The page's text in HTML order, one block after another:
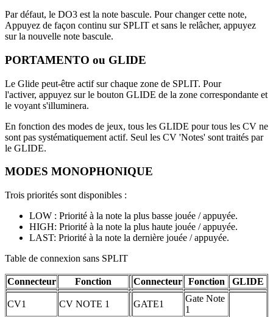
Par défaut, le DO3 est la note bascule. Pour changer cette note,
Appuyez de façon continu sur SPLIT et sans le relâcher, appuyez
sur la nouvelle note bascule.
PORTAMENTO ou GLIDE
Le Glide peut-être actif sur chaque zone de SPLIT. Pour
l'activer, appuyez sur le bouton GLIDE de la zone correspondante et
le voyant s'illuminera.
En fonction des modes de jeux, tous les GLIDE pour tous les CV ne
sont pas systématiquement actif. Seul les CV 'Notes' sont traités par
le GLIDE.
MODES MONOPHONIQUE
Trois priorités sont disponibles :
LOW : Priorité à la note la plus basse jouée / appuyée.
HIGH: Priorité à la note la plus haute jouée / appuyée.
LAST: Priorité à la note la dernière jouée / appuyée.
Table de connexion sans SPLIT
Connecteur Fonction Connecteur Fonction GLIDE
CV1 CV NOTE 1 GATE1
Gate Note
1